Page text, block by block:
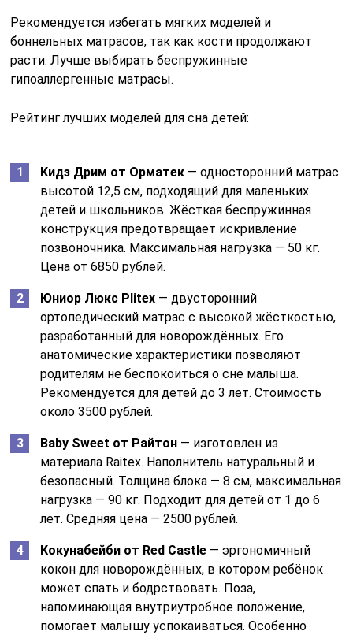
Рекомендуется избегать мягких моделей и
боннельных матрасов, так как кости продолжают
расти. Лучше выбирать беспружинные
гипоаллергенные матрасы.
Рейтинг лучших моделей для сна детей:
Кидз Дрим от Орматек — односторонний матрас
высотой 12,5 см, подходящий для маленьких
детей и школьников. Жёсткая беспружинная
конструкция предотвращает искривление
позвоночника. Максимальная нагрузка — 50 кг.
Цена от 6850 рублей.
Юниор Люкс Plitex — двусторонний
ортопедический матрас с высокой жёсткостью,
разработанный для новорождённых. Его
анатомические характеристики позволяют
родителям не беспокоиться о сне малыша.
Рекомендуется для детей до 3 лет. Стоимость
около 3500 рублей.
Baby Sweet от Райтон — изготовлен из
материала Raitex. Наполнитель натуральный и
безопасный. Толщина блока — 8 см, максимальная
нагрузка — 90 кг. Подходит для детей от 1 до 6
лет. Средняя цена — 2500 рублей.
Кокунабейби от Red Castle — эргономичный
кокон для новорождённых, в котором ребёнок
может спать и бодрствовать. Поза,
напоминающая внутриутробное положение,
помогает малышу успокаиваться. Особенно